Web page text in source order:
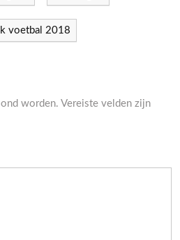
voetbal 2018
worden. Vereiste velden zijn